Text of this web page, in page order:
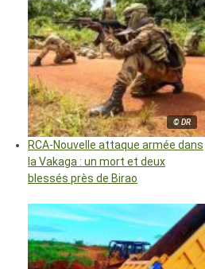
© DR
RCA-Nouvelle attaque armée dans
la Vakaga : un mort et deux
blessés près de Birao